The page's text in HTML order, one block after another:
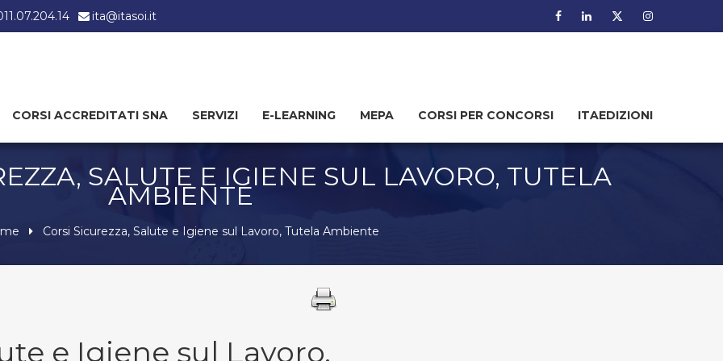
ita@itasoi.it
CORSI ACCREDITATI SNA SERVIZI E-LEARNING MEPA CORSI PER CONCORSI ITAEDIZIONI
SALUTE E IGIENE SUL LAVORO, TUTELA
AMBIENTE
Corsi Sicurezza, Salute e Igiene sul Lavoro, Tutela Ambiente
e Igiene sul Lavoro,